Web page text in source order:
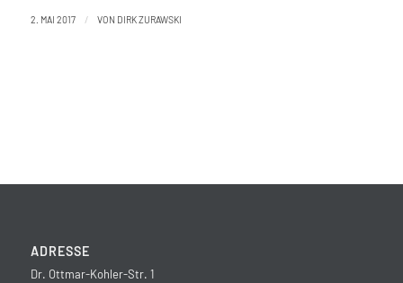
2. MAI 2017 / VON DIRK ZURAWSKI
ADRESSE
Dr. Ottmar-Kohler-Str. 1